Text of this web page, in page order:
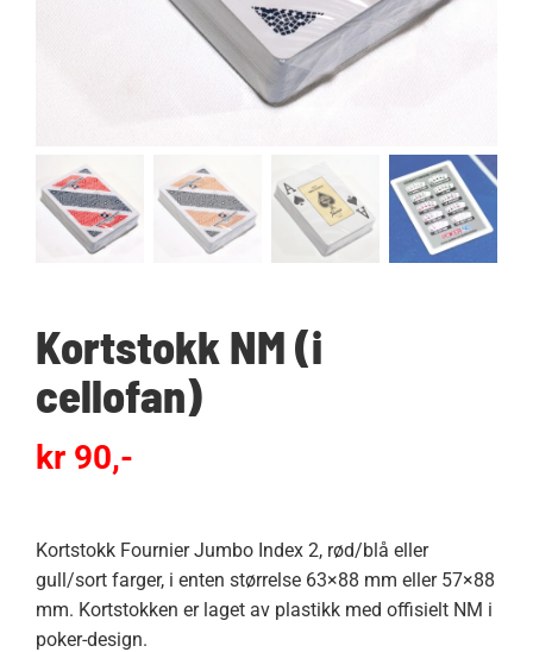
Kortstokk NM (i
cellofan)
kr 90,-
Kortstokk Fournier Jumbo Index 2, rød/blå eller
gull/sort farger, i enten størrelse 63×88 mm eller 57×88
mm. Kortstokken er laget av plastikk med offisielt NM i
poker-design.